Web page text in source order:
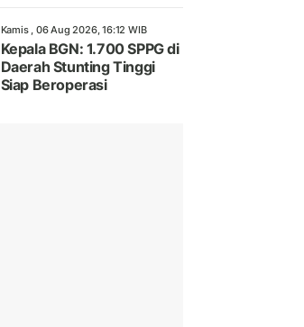
Kamis , 06 Aug 2026, 16:12 WIB
Kepala BGN: 1.700 SPPG di
Daerah Stunting Tinggi
Siap Beroperasi